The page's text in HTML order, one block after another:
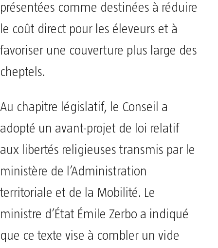
présentées comme destinées à réduire
le coût direct pour les éleveurs et à
favoriser une couverture plus large des
cheptels.
Au chapitre législatif, le Conseil a
adopté un avant-projet de loi relatif
aux libertés religieuses transmis par le
ministère de l’Administration
territoriale et de la Mobilité. Le
ministre d’État Émile Zerbo a indiqué
que ce texte vise à combler un vide